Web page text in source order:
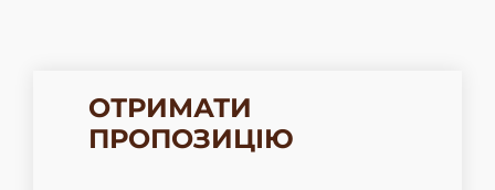
ОТРИМАТИ
ПРОПОЗИЦІЮ